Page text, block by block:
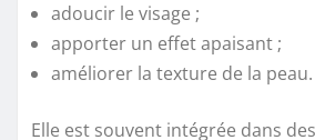
adoucir le visage ;
apporter un effet apaisant ;
améliorer la texture de la peau.
Elle est souvent intégrée dans